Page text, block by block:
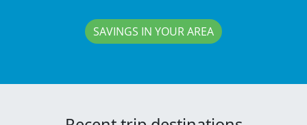
SAVINGS IN YOUR AREA